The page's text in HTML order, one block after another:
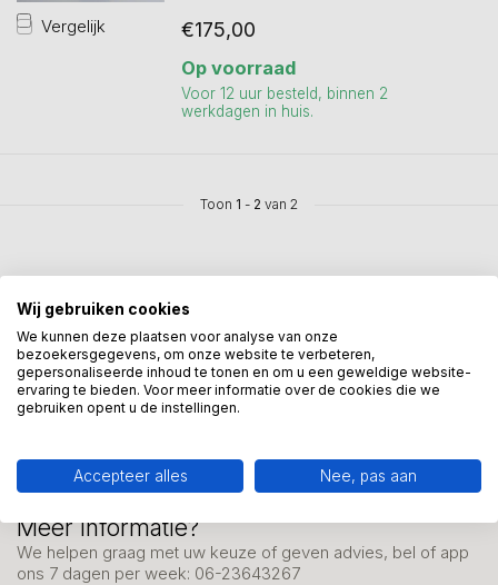
Vergelijk €175,00
Op voorraad
Voor 12 uur besteld, binnen 2
werkdagen in huis.
Toon 1 - 2 van 2
Meer informatie?
We helpen graag met uw keuze of geven advies, bel of app
ons 7 dagen per week: 06-23643267
Mis onze nieuwsbrief niet
Schrijf je in en ontvang onze nieuwe aanbiedingen
Wij gebruiken cookies
We kunnen deze plaatsen voor analyse van onze
bezoekersgegevens, om onze website te verbeteren,
gepersonaliseerde inhoud te tonen en om u een geweldige website-
ervaring te bieden. Voor meer informatie over de cookies die we
gebruiken opent u de instellingen.
Accepteer alles Nee, pas aan